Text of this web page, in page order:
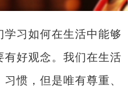
习如何在生活中能够
好观念。我们在生活
惯，但是唯有尊重、